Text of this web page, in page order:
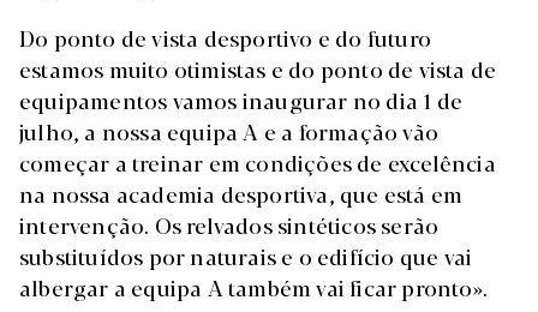
Do ponto de vista desportivo e do futuro
estamos muito otimistas e do ponto de vista de
equipamentos vamos inaugurar no dia 1 de
julho, a nossa equipa A e a formação vão
começar a treinar em condições de excelência
na nossa academia desportiva, que está em
intervenção. Os relvados sintéticos serão
substituídos por naturais e o edifício que vai
albergar a equipa A também vai ficar pronto».